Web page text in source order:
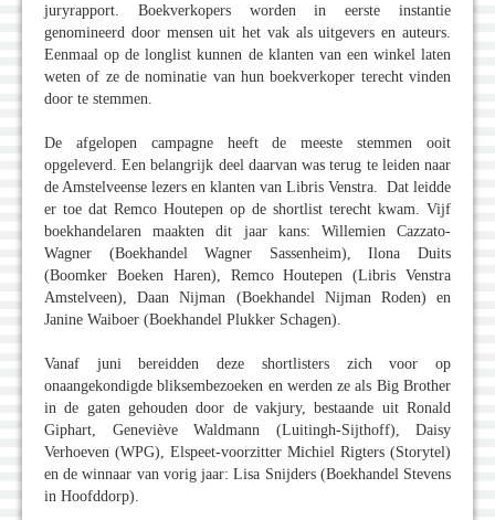
juryrapport. Boekverkopers worden in eerste instantie
genomineerd door mensen uit het vak als uitgevers en auteurs.
Eenmaal op de longlist kunnen de klanten van een winkel laten
weten of ze de nominatie van hun boekverkoper terecht vinden
door te stemmen.
De afgelopen campagne heeft de meeste stemmen ooit
opgeleverd. Een belangrijk deel daarvan was terug te leiden naar
de Amstelveense lezers en klanten van Libris Venstra. Dat leidde
er toe dat Remco Houtepen op de shortlist terecht kwam. Vijf
boekhandelaren maakten dit jaar kans: Willemien Cazzato-
Wagner (Boekhandel Wagner Sassenheim), Ilona Duits
(Boomker Boeken Haren), Remco Houtepen (Libris Venstra
Amstelveen), Daan Nijman (Boekhandel Nijman Roden) en
Janine Waiboer (Boekhandel Plukker Schagen).
Vanaf juni bereidden deze shortlisters zich voor op
onaangekondigde bliksembezoeken en werden ze als Big Brother
in de gaten gehouden door de vakjury, bestaande uit Ronald
Giphart, Geneviève Waldmann (Luitingh-Sijthoff), Daisy
Verhoeven (WPG), Elspeet-voorzitter Michiel Rigters (Storytel)
en de winnaar van vorig jaar: Lisa Snijders (Boekhandel Stevens
in Hoofddorp).